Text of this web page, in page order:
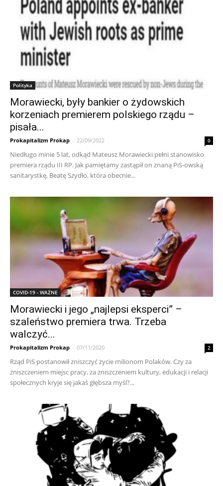
Polityka
Morawiecki, były bankier o żydowskich
korzeniach premierem polskiego rządu –
pisała...
Prokapitalizm Prokap - 22/09/2022 0
Niedługo minie 5 lat, odkąd Mateusz Morawiecki pełni stanowisko
premiera rządu III RP. Jak pamiętamy zastąpił on znaną PiS-owską
sanitarystkę, Beatę Szydło, która obecnie...
COVID-19 - WAŻNE
Morawiecki i jego „najlepsi eksperci” –
szaleństwo premiera trwa. Trzeba
walczyć...
Prokapitalizm Prokap - 07/11/2020 2
Rząd PiS postanowił zniszczyć życie milionom Polaków. Czy za
zniszczeniem miejsc pracy, za zniszczeniem kultury, edukacji i relacji
społecznych kryje się jakaś głębsza myśl?...